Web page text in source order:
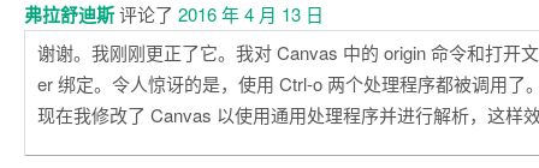
弗拉舒迪斯评论了 2016 年 4 月 13 日
谢谢。我刚刚更正了它。我对 Canvas 中的 origin 命令和打开
er 绑定。令人惊讶的是，使用 Ctrl-o 两个处理程序都被调用了
现在我修改了 Canvas 以使用通用处理程序并进行解析，这样